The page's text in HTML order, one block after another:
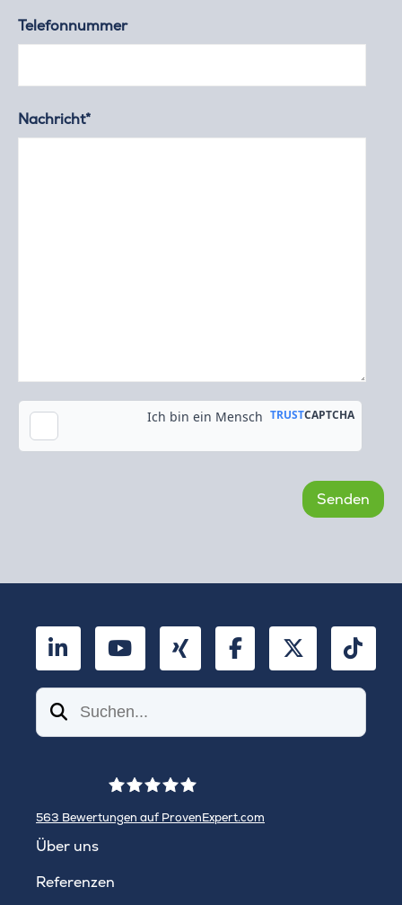
Telefonnummer
Nachricht*
Kopie an meine E-Mail-Adresse senden
LinkedInYouTubeXing FacebookTwitter
Suchen
563 Bewertungen auf ProvenExpert.com
Über uns
Referenzen